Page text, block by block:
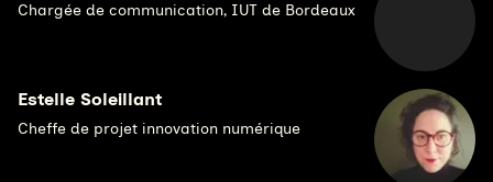
Chargée de communication, IUT de Bordeaux
Estelle Soleillant
Cheffe de projet innovation numérique